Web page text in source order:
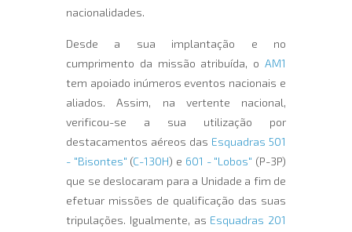
nacionalidades.
Desde a sua implantação e no
cumprimento da missão atribuída, o AM1
tem apoiado inúmeros eventos nacionais e
aliados. Assim, na vertente nacional,
verificou-se a sua utilização por
destacamentos aéreos das Esquadras 501
- "Bisontes" (C-130H) e 601 - "Lobos" (P-3P)
que se deslocaram para a Unidade a fim de
efetuar missões de qualificação das suas
tripulações. Igualmente, as Esquadras 201